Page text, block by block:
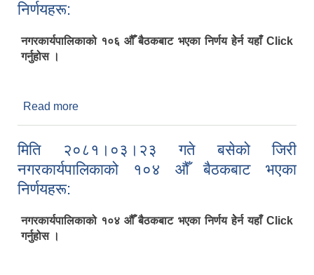
निर्णयहरू:
नगरकार्यपालिकाको १०६ औँ बैठकबाट भएका निर्णय हेेर्न यहाँ Click
गर्नुहोस ।
Read more
मिति २०८१।०३।२३ गते बसेको जिरी
नगरकार्यपालिकाको १०४ औँ बैठकबाट भएका
निर्णयहरू:
नगरकार्यपालिकाको १०४ औँ बैठकबाट भएका निर्णय हेेर्न यहाँ Click
गर्नुहोस ।